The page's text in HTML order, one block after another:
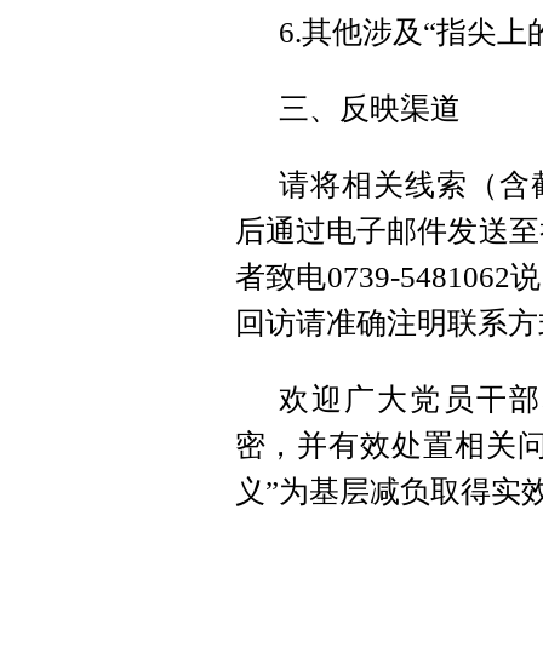
6.其他涉及“指尖上
三、反映渠道
请将相关线索（含
后通过电子邮件发送
者致电0739-5481062
回访请准确注明联系
欢迎广大党员干
密，并有效处置相关
义”为基层减负取得实